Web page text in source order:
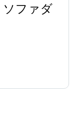
ソファダ